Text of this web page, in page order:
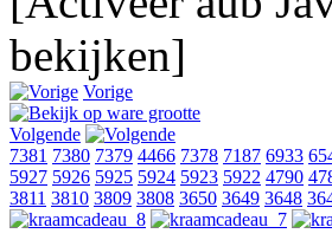
bekijken]
Vorige
Volgende
7381 7380 7379 4466 7378 7187 6933
5927 5926 5925 5924 5923 5922 4790
3811 3810 3809 3808 3650 3649 3648